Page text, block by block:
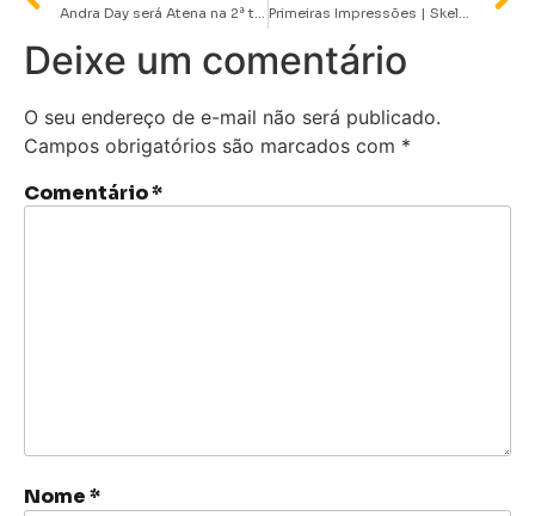
Andra Day será Atena na 2ª temporada de Percy Jackson e os Olimpianos | D23 Brasil Primeiras Impressões | Skeleton Crew promete uma aventura à la anos 80 | D23 Brasil
Deixe um comentário
O seu endereço de e-mail não será publicado.
Campos obrigatórios são marcados com *
Comentário*
Nome*